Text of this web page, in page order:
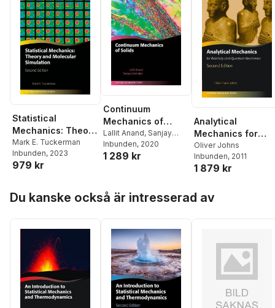
Statistical
Mechanics: Theory
and Molecular
Simulation
Mark E. Tuckerman
Inbunden, 2023
979 kr
Continuum
Mechanics of
Solids
Lallit Anand, Sanjay
Govindjee
Inbunden, 2020
1 289 kr
Analytical
Mechanics for
Relativity and
Quantum
Mechanics
Oliver Johns
Inbunden, 2011
1 879 kr
Du kanske också är intresserad av